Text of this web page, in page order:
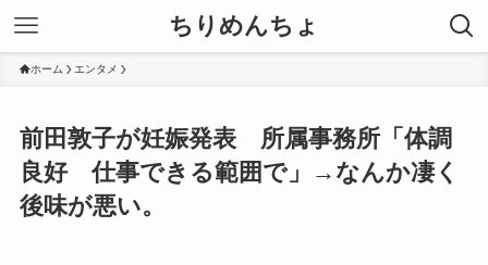
ちりめんちょ
ホーム エンタメ
前田敦子が妊娠発表 所属事務所「体調
良好 仕事できる範囲で」→なんか凄く
後味が悪い。